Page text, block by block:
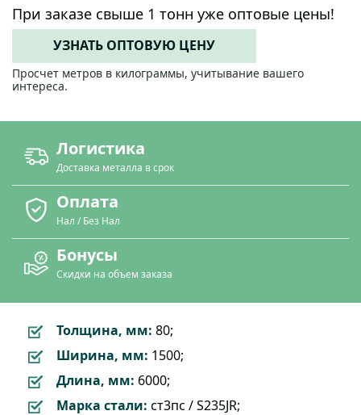
При заказе свыше 1 тонн уже оптовые цены!
УЗНАТЬ ОПТОВУЮ ЦЕНУ
Просчет метров в килограммы, учитывание вашего
интереса.
Логистика
Доставка металла в срок
Оплата
Нал / Без Нал
Бонусы
Скидки на объем заказа
Толщина, мм: 80;
Ширина, мм: 1500;
Длина, мм: 6000;
Марка стали: ст3пс / S235JR;